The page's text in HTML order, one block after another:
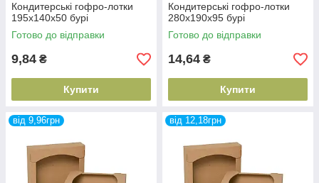
Кондитерські гофро-лотки
195х140х50 бурі
Готово до відправки
9,84 ₴
Купити
Кондитерські гофро-лотки
280х190х95 бурі
Готово до відправки
14,64 ₴
Купити
від 9,96грн від 12,18грн